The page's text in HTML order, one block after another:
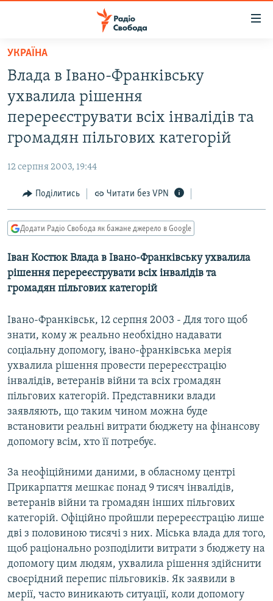
Перейти
основного
матеріалу
Перейти
до
основної
Перейти
пошуку
ВСЕ ЗА ДОБУ
СУСПІЛЬСТВО
КУЛЬТУРА
СПОРТ
СВІТ
ДОНБАС.РЕАЛІЇ
КРИМ.РЕАЛІЇ
ТИ ЯК?
КИТАЙ.ВИКЛИКИ
МУЛЬТИМЕДІА
СПЕЦПРОЄКТИ
ПОДКАСТИ
КРИМ РЕАЛІЇ
РУС
КТАТ
ДОЛУЧАЙСЯ!
Усі сайти RFE/RL
УКРАЇНА
Влада в Івано-Франківську
ухвалила рішення
перереєструвати всіх інвалідів та
громадян пільгових категорій
12 серпня 2003, 19:44
Поділитись Читати без VPN
Додати Радіо Свобода як бажане джерело в Google
Іван Костюк Влада в Івано-Франківську ухвалила
рішення перереєструвати всіх інвалідів та
громадян пільгових категорій
Івано-Франківськ, 12 серпня 2003 - Для того щоб
знати, кому ж реально необхідно надавати
соціальну допомогу, івано-франківська мерія
ухвалила рішення провести перереєстрацію
інвалідів, ветеранів війни та всіх громадян
пільгових категорій. Представники влади
заявляють, що таким чином можна буде
встановити реальні витрати бюджету на фінансову
допомогу всім, хто її потребує.
За неофіційними даними, в обласному центрі
Прикарпаття мешкає понад 9 тисяч інвалідів,
ветеранів війни та громадян інших пільгових
категорій. Офіційно пройшли перереєстрацію лише
дві з половиною тисячі з них. Міська влада для того,
щоб раціонально розподілити витрати з бюджету на
допомогу цим людям, ухвалила рішення здійснити
своєрідний перепис пільговиків. Як заявили в
мерії, часто виникають ситуації, коли допомогу